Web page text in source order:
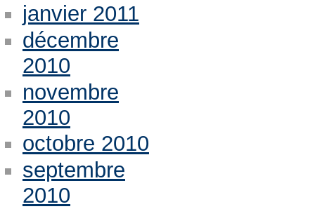
janvier 2011
décembre
2010
novembre
2010
octobre 2010
septembre
2010